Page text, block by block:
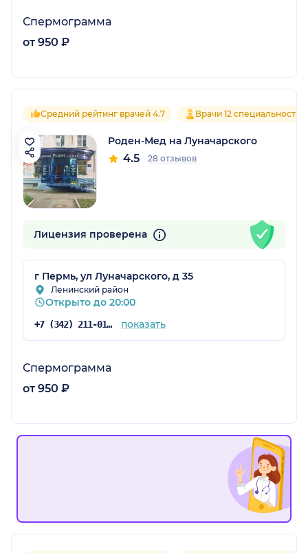
Спермограмма
от 950 ₽
Средний рейтинг врачей 4.7 Врачи 12 специальностей
Роден-Мед на Луначарского
4.5 28 отзывов
Лицензия проверена
г Пермь, ул Луначарского, д 35
Ленинский район
Открыто до 20:00
+7 (342) 211-01-01 показать
Спермограмма
от 950 ₽